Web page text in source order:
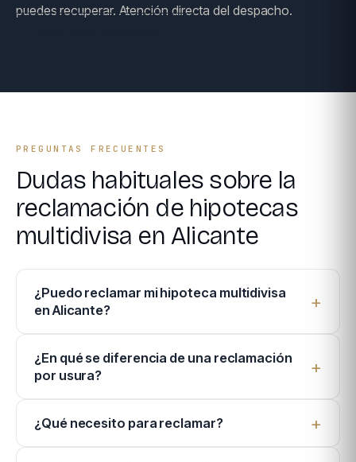
puedes recuperar. Atención directa del despacho.
PREGUNTAS FRECUENTES
Dudas habituales sobre la
reclamación de hipotecas
multidivisa en Alicante
¿Puedo reclamar mi hipoteca multidivisa
en Alicante?
¿En qué se diferencia de una reclamación
por usura?
¿Qué necesito para reclamar?